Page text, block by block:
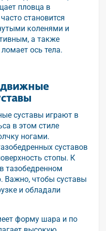
пловца в
становится
коленями и
а также
ось тела.
суставы играют в
в этом стиле
ногами.
суставов
стопы. К
тазобедренном
Важно, чтобы суставы
и обладали
форму шара и по